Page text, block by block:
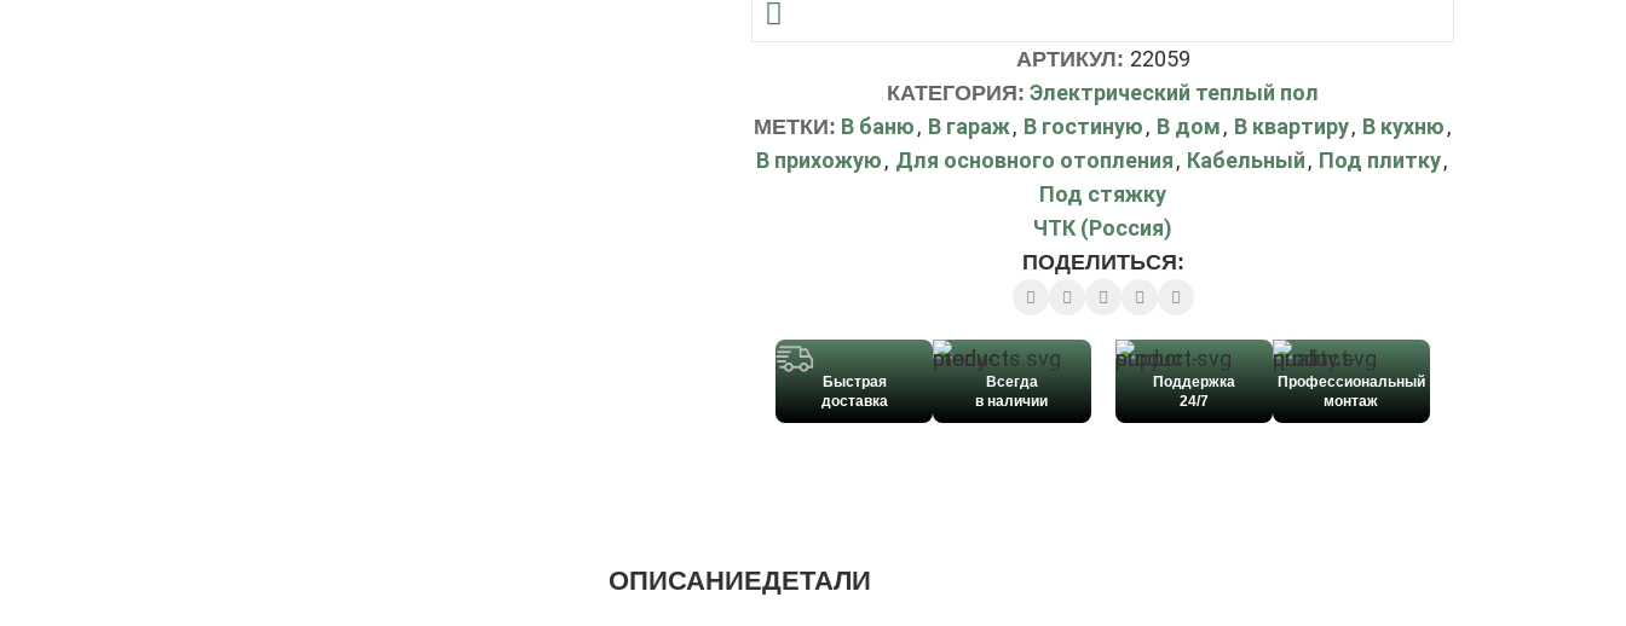
АРТИКУЛ: 22059
КАТЕГОРИЯ: Электрический теплый пол
МЕТКИ: В баню, В гараж, В гостиную, В дом, В квартиру, В кухню,
В прихожую, Для основного отопления, Кабельный, Под плитку,
Под стяжку
ЧТК (Россия)
ПОДЕЛИТЬСЯ:
Быстрая
доставка
Всегда
в наличии
Поддержка
24/7
Профессиональный
монтаж
ОПИСАНИЕДЕТАЛИ